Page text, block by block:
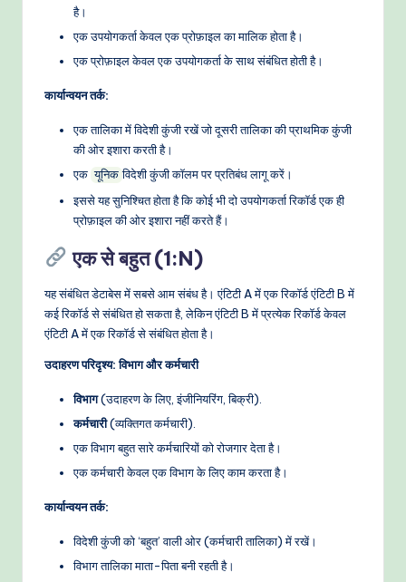
है।
एक उपयोगकर्ता केवल एक प्रोफ़ाइल का मालिक होता है।
एक प्रोफ़ाइल केवल एक उपयोगकर्ता के साथ संबंधित होती है।
कार्यान्वयन तर्क:
एक तालिका में विदेशी कुंजी रखें जो दूसरी तालिका की प्राथमिक कुंजी
की ओर इशारा करती है।
एक यूनिक विदेशी कुंजी कॉलम पर प्रतिबंध लागू करें।
इससे यह सुनिश्चित होता है कि कोई भी दो उपयोगकर्ता रिकॉर्ड एक ही
प्रोफ़ाइल की ओर इशारा नहीं करते हैं।
एक से बहुत (1:N)
यह संबंधित डेटाबेस में सबसे आम संबंध है। एंटिटी A में एक रिकॉर्ड एंटिटी B में
कई रिकॉर्ड से संबंधित हो सकता है, लेकिन एंटिटी B में प्रत्येक रिकॉर्ड केवल
एंटिटी A में एक रिकॉर्ड से संबंधित होता है।
उदाहरण परिदृश्य: विभाग और कर्मचारी
विभाग(उदाहरण के लिए, इंजीनियरिंग, बिक्री).
कर्मचारी(व्यक्तिगत कर्मचारी).
एक विभाग बहुत सारे कर्मचारियों को रोजगार देता है।
एक कर्मचारी केवल एक विभाग के लिए काम करता है।
कार्यान्वयन तर्क:
विदेशी कुंजी को ‘बहुत’ वाली ओर (कर्मचारी तालिका) में रखें।
विभाग तालिका माता-पिता बनी रहती है।